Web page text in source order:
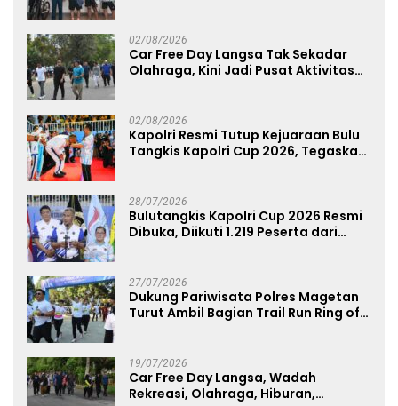
02/08/2026
Car Free Day Langsa Tak Sekadar
Olahraga, Kini Jadi Pusat Aktivitas
02/08/2026
Kapolri Resmi Tutup Kejuaraan Bulu
Tangkis Kapolri Cup 2026, Tegaskan
28/07/2026
Bulutangkis Kapolri Cup 2026 Resmi
Dibuka, Diikuti 1.219 Peserta dari
27/07/2026
Dukung Pariwisata Polres Magetan
Turut Ambil Bagian Trail Run Ring of
19/07/2026
Car Free Day Langsa, Wadah
Rekreasi, Olahraga, Hiburan,